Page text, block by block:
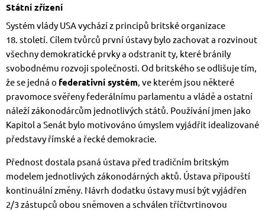
Státní zřízení
Systém vlády USA vychází z principů britské organizace
18. století. Cílem tvůrců první ústavy bylo zachovat a rozvinout
všechny demokratické prvky a odstranit ty, které bránily
svobodnému rozvoji společnosti. Od britského se odlišuje tím,
že se jedná o federativní systém, ve kterém jsou některé
pravomoce svěřeny federálnímu parlamentu a vládě a ostatní
náleží zákonodárcům jednotlivých států. Používání jmen jako
Kapitol a Senát bylo motivováno úmyslem vyjádřit idealizované
představy římské a řecké demokracie.
Přednost dostala psaná ústava před tradičním britským
modelem jednotlivých zákonodárných aktů. Ústava připouští
kontinuální změny. Návrh dodatku ústavy musí být vyjádřen
2/3 zástupců obou sněmoven a schválen tříčtvrtinovou